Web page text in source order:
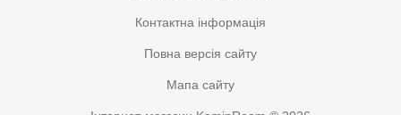
Контактна інформація
Повна версія сайту
Мапа сайту